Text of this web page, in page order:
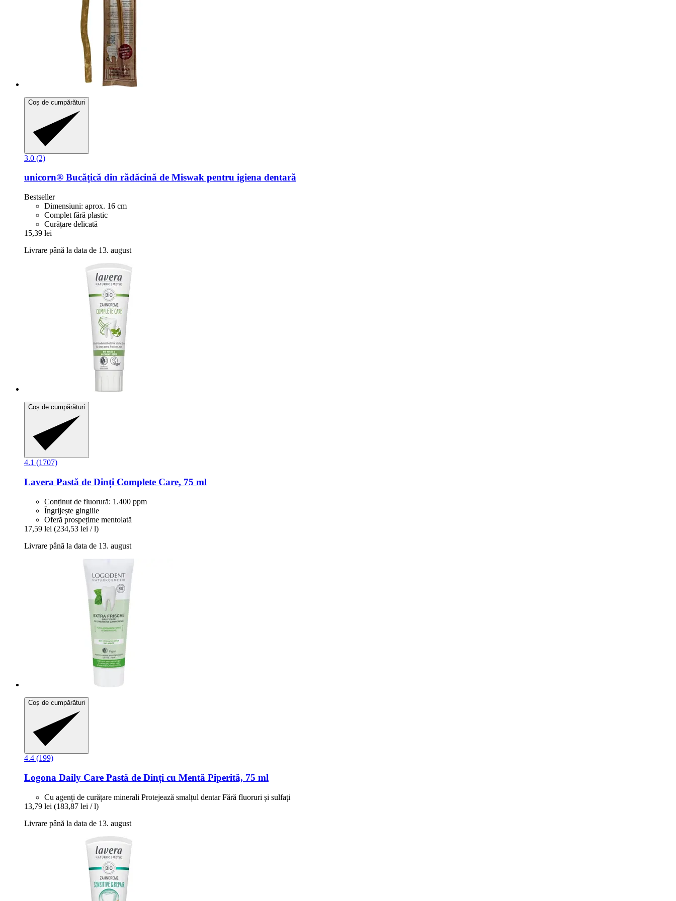
Coș de cumpărături
3.0 (2)
unicorn® Bucățică din rădăcină de Miswak pentru igiena dentară
Bestseller
Dimensiuni: aprox. 16 cm
Complet fără plastic
Curățare delicată
15,39 lei
Livrare până la data de 13. august
Coș de cumpărături
4.1 (1707)
Lavera Pastă de Dinți Complete Care, 75 ml
Conținut de fluorură: 1.400 ppm
Îngrijește gingiile
Oferă prospețime mentolată
17,59 lei (234,53 lei / l)
Livrare până la data de 13. august
Coș de cumpărături
4.4 (199)
Logona Daily Care Pastă de Dinți cu Mentă Piperită, 75 ml
Cu agenți de curățare minerali Protejează smalțul dentar Fără fluoruri și sulfați
13,79 lei (183,87 lei / l)
Livrare până la data de 13. august